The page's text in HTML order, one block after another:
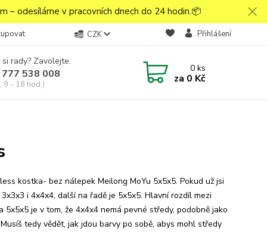
– odesíláme v pracovních dnech do 24 hodin.📦
CZK Přihlášení
rady? Zavolejte.
538 008
9 - 18 hod.)
0ks
za 0 Kč
kostka- bez nálepek Meilong MoYu 5x5x5. Pokud už jsi
i 4x4x4, další na řadě je 5x5x5. Hlavní rozdíl mezi
5x5x5 je v tom, že 4x4x4 nemá pevné středy, podobně jako
tedy vědět, jak jdou barvy po sobě, abys mohl středy